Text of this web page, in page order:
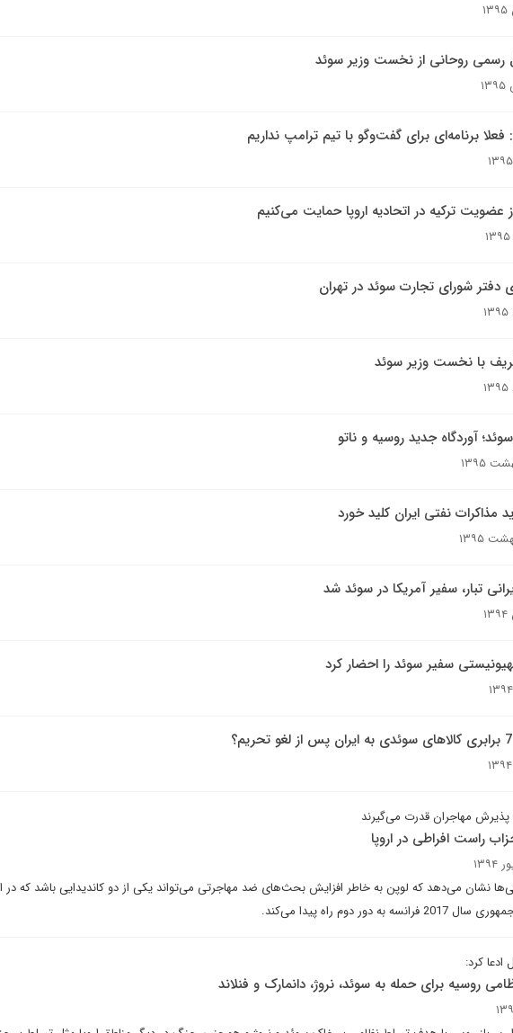
رسمی روحانی از نخست وزیر سوئد
فعلا برنامه‌ای برای گفت‌وگو با تیم ترامپ نداریم
عضویت ترکیه در اتحادیه اروپا حمایت می‌کنیم
دفتر شورای تجارت سوئد در تهران
با نخست وزیر سوئد
آوردگاه جدید روسیه و ناتو
مذاکرات نفتی ایران کلید خورد
تبار، سفیر آمریکا در سوئد شد
سفیر سوئد را احضار کرد
پذیرش مهاجران قدرت می‌گیرند
راست افراطی در اروپا
نشان می‌دهد که لوپن به خاطر افزایش بحث‌های ضد مهاجرتی می‌تواند یکی از دو کاندیدایی باشد که در
به دور دوم راه پیدا می‌کند.
ادعا کرد:
روسیه برای حمله به سوئد، نروژ، دانمارک و فنلاند